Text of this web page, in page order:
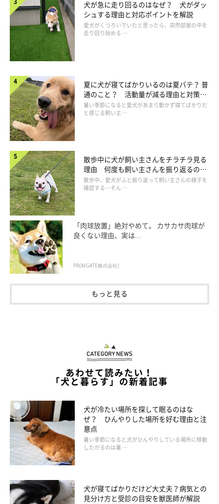
――犬といっても体の大きさや子犬、成犬などによって状況は変
わると思いますが、そもそも飼い主の肩までよじ登ってきたり、
人の体に乗ろうとする行動を犬にさせてもよいのでしょうか？
「愛犬が飼い主さんの肩によじ登ってきたり人の体に乗ろうとす
る場合、愛犬との信頼関係が健全に築くことができていて、肩に
乗ってほしくない状況になったときに止めさせることができるの
であれば、問題はないのではないでしょうか。
くく不安定な状況になります。また、地面から高い場所でもあり
ます。
このため、犬が人の肩から落下をしたりケガをするリスクがある
ことをしっかり考えておかなければなりません」
犬が飼い主の肩に乗るときの対応
犬が急に走り回るのはなぜ？ 犬がダッ
シュする理由と対応ポイントを解説
愛犬がくつろいでいたと思ったら、突然部屋の中を
走り回り始める …
夏に犬が寝てばかりいるのは夏バテ？ 普
通のこと？ 活動量が減る理由と対策と
は
暑い季節になると愛犬があまり動かず寝てばかりだ
と感じる飼い主 …
散歩中に犬が飼い主さんをチラチラ見る
理由 何度も飼い主さんを振り返るのは
なぜ？
散歩中、愛犬がふと振り返って飼い主さんの様子を
確認する…そん …
「肉球放置」絶対やめて。 カサカサ肉球が
良くない理由、実は...
PR(AIGATE株式会社)
もっと見る
あわせて読みたい！
「犬と暮らす」の新着記事
犬が冷たい場所を探して眠るのはな
ぜ？ ひんやりした場所を好む理由と注
意点
暑い季節になると犬がひんやりしている場所に移動
したがるのは暑 …
犬が寝てばかりだけど大丈夫？病気との
見分け方と受診の目安を獣医師が解説